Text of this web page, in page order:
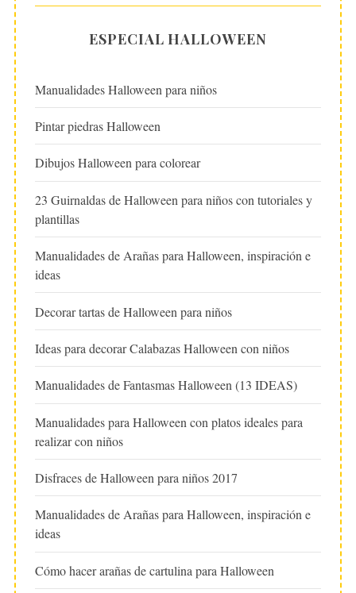
ESPECIAL HALLOWEEN
Manualidades Halloween para niños
Pintar piedras Halloween
Dibujos Halloween para colorear
23 Guirnaldas de Halloween para niños con tutoriales y
plantillas
Manualidades de Arañas para Halloween, inspiración e
ideas
Decorar tartas de Halloween para niños
Ideas para decorar Calabazas Halloween con niños
Manualidades de Fantasmas Halloween (13 IDEAS)
Manualidades para Halloween con platos ideales para
realizar con niños
Disfraces de Halloween para niños 2017
Manualidades de Arañas para Halloween, inspiración e
ideas
Cómo hacer arañas de cartulina para Halloween